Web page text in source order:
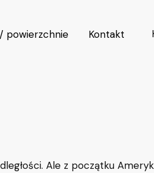
powierzchnie Kontakt
Ale z początku